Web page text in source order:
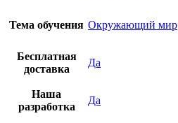
Тема обучения Окружающий мир
Бесплатная
доставка
Да
Наша
разработка
Да